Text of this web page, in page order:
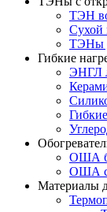
ТЭН
Сухой
ТЭНы
Гибкие
ЭНГЛ
ОША
ОША с
Материалы